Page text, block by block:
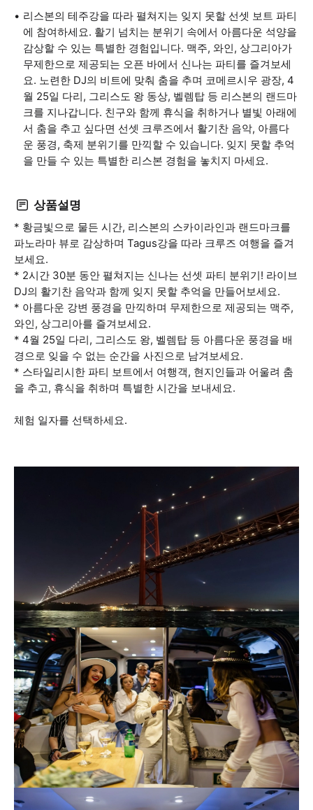
리스본의 테주강을 따라 펼쳐지는 잊지 못할 선셋 보트 파티
에 참여하세요. 활기 넘치는 분위기 속에서 아름다운 석양을
감상할 수 있는 특별한 경험입니다. 맥주, 와인, 상그리아가
무제한으로 제공되는 오픈 바에서 신나는 파티를 즐겨보세
요. 노련한 DJ의 비트에 맞춰 춤을 추며 코메르시우 광장, 4
월 25일 다리, 그리스도 왕 동상, 벨렘탑 등 리스본의 랜드마
크를 지나갑니다. 친구와 함께 휴식을 취하거나 별빛 아래에
서 춤을 추고 싶다면 선셋 크루즈에서 활기찬 음악, 아름다
운 풍경, 축제 분위기를 만끽할 수 있습니다. 잊지 못할 추억
을 만들 수 있는 특별한 리스본 경험을 놓치지 마세요.
상품설명
* 황금빛으로 물든 시간, 리스본의 스카이라인과 랜드마크를
파노라마 뷰로 감상하며 Tagus강을 따라 크루즈 여행을 즐겨
보세요.
* 2시간 30분 동안 펼쳐지는 신나는 선셋 파티 분위기! 라이브
DJ의 활기찬 음악과 함께 잊지 못할 추억을 만들어보세요.
* 아름다운 강변 풍경을 만끽하며 무제한으로 제공되는 맥주,
와인, 상그리아를 즐겨보세요.
* 4월 25일 다리, 그리스도 왕, 벨렘탑 등 아름다운 풍경을 배
경으로 잊을 수 없는 순간을 사진으로 남겨보세요.
* 스타일리시한 파티 보트에서 여행객, 현지인들과 어울려 춤
을 추고, 휴식을 취하며 특별한 시간을 보내세요.
체험 일자를 선택하세요.